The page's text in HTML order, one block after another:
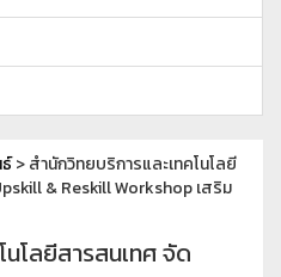
> สำนักวิทยบริการและเทคโนโลยี
& Reskill Workshop เสริม
นโลยีสารสนเทศ จัด